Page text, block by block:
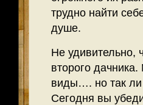
трудно найти
душе.
Не удивительно,
второго
виды…. но так ли
Сегодня вы